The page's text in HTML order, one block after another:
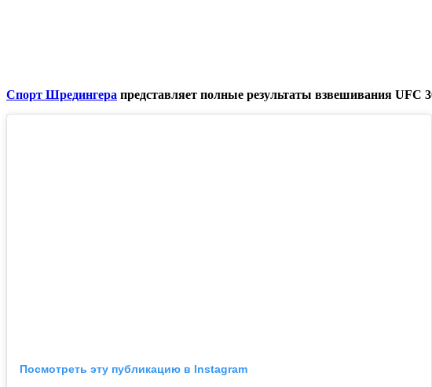
Спорт Шредингера представляет полные результаты взвешивания UFC
Посмотреть эту публикацию в Instagram